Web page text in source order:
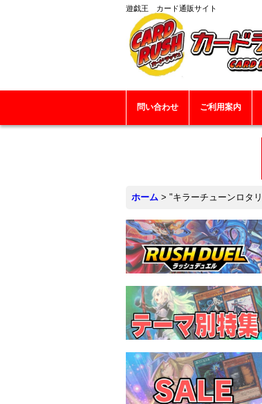
遊戯王 カード通販サイト
問い合わせ ご利用案内
ホーム > "キラーチューンロタ